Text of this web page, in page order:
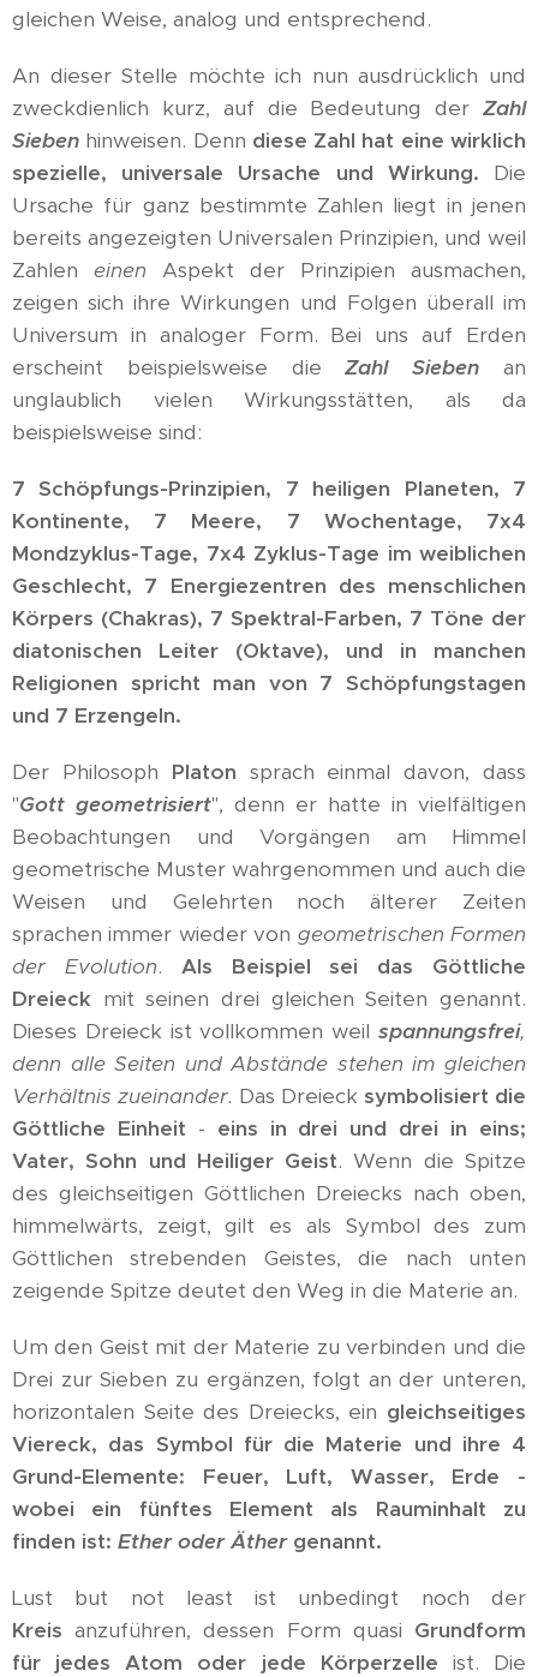
gleichen Weise, analog und entsprechend.
An dieser Stelle möchte ich nun ausdrücklich und
zweckdienlich kurz, auf die Bedeutung der Zahl
Sieben hinweisen. Denn diese Zahl hat eine wirklich
spezielle, universale Ursache und Wirkung. Die
Ursache für ganz bestimmte Zahlen liegt in jenen
bereits angezeigten Universalen Prinzipien, und weil
Zahlen einen Aspekt der Prinzipien ausmachen,
zeigen sich ihre Wirkungen und Folgen überall im
Universum in analoger Form. Bei uns auf Erden
erscheint beispielsweise dieZahl Sieben an
unglaublich vielen Wirkungsstätten, als da
beispielsweise sind:
7 Schöpfungs-Prinzipien, 7 heiligen Planeten, 7
Kontinente, 7 Meere, 7 Wochentage, 7x4
Mondzyklus-Tage, 7x4 Zyklus-Tage im weiblichen
Geschlecht, 7 Energiezentren des menschlichen
Körpers (Chakras), 7 Spektral-Farben, 7 Töne der
diatonischen Leiter (Oktave), und in manchen
Religionen spricht man von 7 Schöpfungstagen
und 7 Erzengeln.
Der Philosoph Platon sprach einmal davon, dass
"Gott geometrisiert", denn er hatte in vielfältigen
Beobachtungen und Vorgängen am Himmel
geometrische Muster wahrgenommen und auch die
Weisen und Gelehrten noch älterer Zeiten
sprachen immer wieder von geometrischen Formen
der Evolution. Als Beispiel sei das Göttliche
Dreieck mit seinen drei gleichen Seiten genannt.
Dieses Dreieck ist vollkommen weil spannungsfrei,
denn alle Seiten und Abstände stehen im gleichen
Verhältnis zueinander. Das Dreieck symbolisiert die
Göttliche Einheit - eins in drei und drei in eins;
Vater, Sohn und Heiliger Geist. Wenn die Spitze
des gleichseitigen Göttlichen Dreiecks nach oben,
himmelwärts, zeigt, gilt es als Symbol des zum
Göttlichen strebenden Geistes, die nach unten
zeigende Spitze deutet den Weg in die Materie an.
Um den Geist mit der Materie zu verbinden und die
Drei zur Sieben zu ergänzen, folgt an der unteren,
horizontalen Seite des Dreiecks, ein gleichseitiges
Viereck, das Symbol für die Materie und ihre 4
Grund-Elemente: Feuer, Luft, Wasser, Erde -
wobei ein fünftes Element als Rauminhalt zu
finden ist: Ether oder Äther genannt.
Lust but not least ist unbedingt noch der
Kreis anzuführen, dessen Form quasi Grundform
für jedes Atom oder jede Körperzelle ist. Die